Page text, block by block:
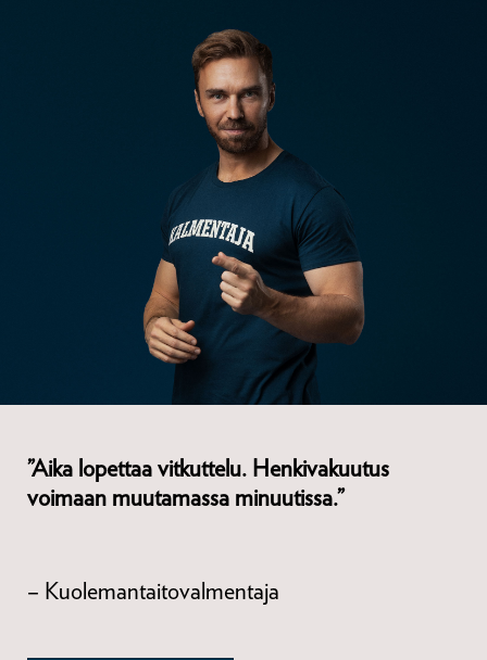
”Aika lopettaa vitkuttelu. Henkivakuutus
voimaan muutamassa minuutissa.”
– Kuolemantaitovalmentaja